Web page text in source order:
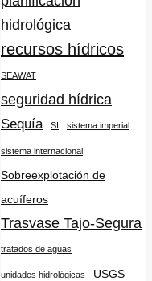
hidrológica
recursos hídricos
SEAWAT
seguridad hídrica
Sequía SI sistema imperial
sistema internacional
Sobreexplotación de
acuíferos
Trasvase Tajo-Segura
tratados de aguas
unidades hidrológicas USGS